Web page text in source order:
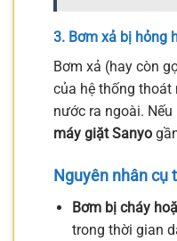
3. Bơm xả bị hỏng
Bơm xả (hay còn
của hệ thống thoát
nước ra ngoài.
máy giặt Sanyo
Nguyên nhân cụ
Bơm bị cháy
trong thời gian